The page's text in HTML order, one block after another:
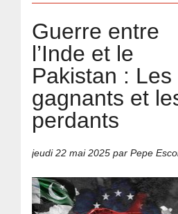
Guerre entre
l’Inde et le
Pakistan : Les
gagnants et
perdants
jeudi 22 mai 2025 par Pepe